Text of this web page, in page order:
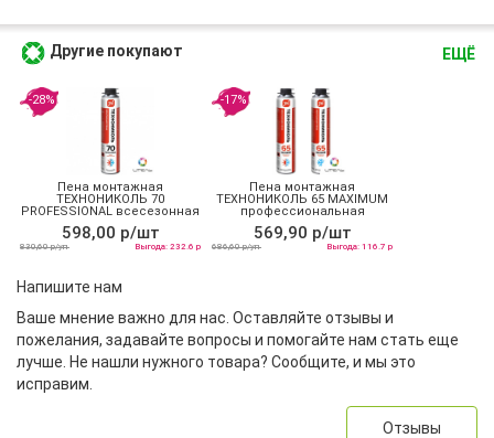
ЕЩЁ
Другие покупают
-28%
Пена монтажная
ТЕХНОНИКОЛЬ 70
PROFESSIONAL всесезонная
598,00 р/шт
830,60 р/уп Выгода: 232.6 р
-17%
Пена монтажная
ТЕХНОНИКОЛЬ 65 MAXIMUM
профессиональная
всесезонная
569,90 р/шт
686,60 р/уп Выгода: 116.7 р
Напишите нам
Ваше мнение важно для нас. Оставляйте отзывы и
пожелания, задавайте вопросы и помогайте нам стать еще
лучше. Не нашли нужного товара? Сообщите, и мы это
исправим.
Отзывы